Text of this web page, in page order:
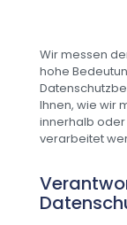
Wir messen
hohe
Ihnen, wie wir
innerhalb
verarbeitet